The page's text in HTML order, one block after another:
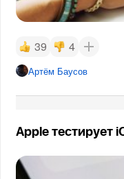
39 4
Артём Баусов
Apple тестирует